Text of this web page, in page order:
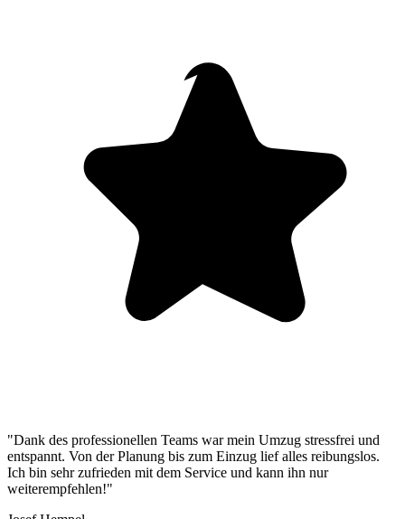
"Dank des professionellen Teams war mein Umzug stressfrei und
entspannt. Von der Planung bis zum Einzug lief alles reibungslos.
Ich bin sehr zufrieden mit dem Service und kann ihn nur
weiterempfehlen!"